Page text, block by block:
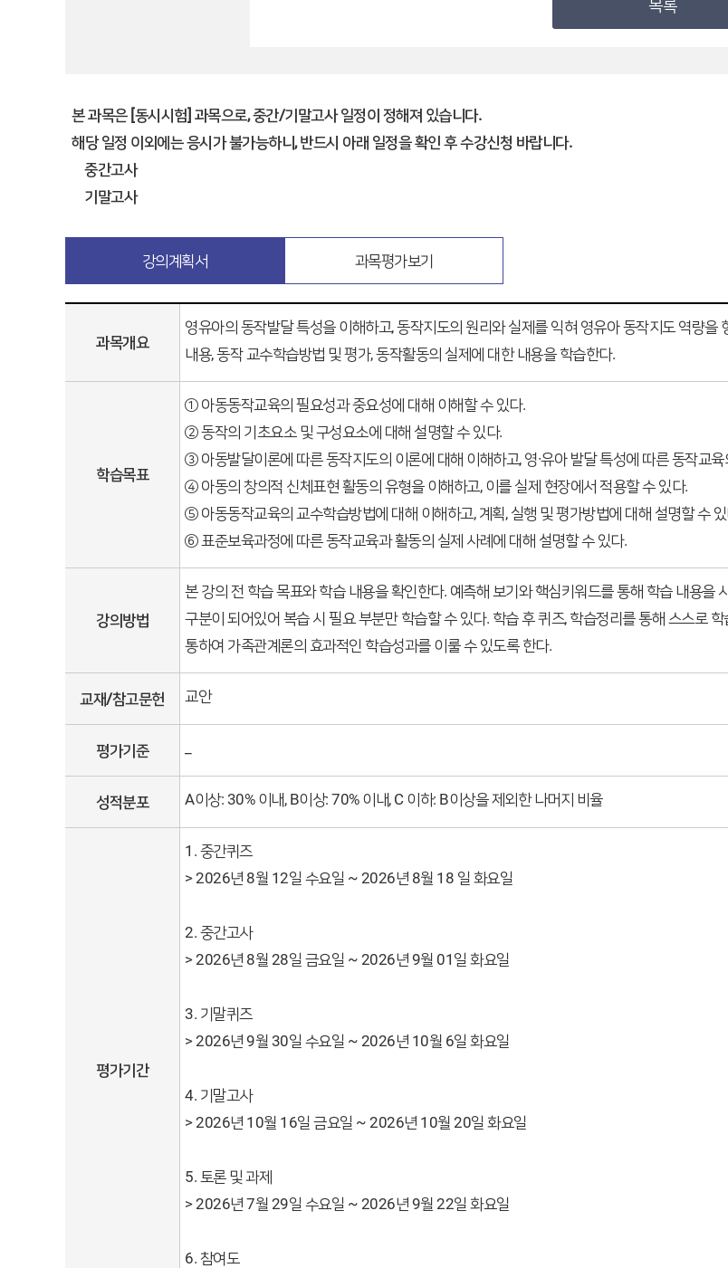
목록
본 과목은 [동시시험] 과목으로, 중간/기말고사 일정이 정해져 있습니다.
해당 일정 이외에는 응시가 불가능하니, 반드시 아래 일정을 확인 후 수강신청 바랍니다.
중간고사
기말고사
강의계획서 과목평가보기
과목개요
영유아의 동작발달 특성을 이해하고, 동작지도의 원리와 실제를 익혀 영유아 동작지도 역량
내용, 동작 교수학습방법 및 평가, 동작활동의 실제에 대한 내용을 학습한다.
학습목표
① 아동동작교육의 필요성과 중요성에 대해 이해할 수 있다.
② 동작의 기초요소 및 구성요소에 대해 설명할 수 있다.
③ 아동발달이론에 따른 동작지도의 이론에 대해 이해하고, 영·유아 발달 특성에 따른 동작교
④ 아동의 창의적 신체표현 활동의 유형을 이해하고, 이를 실제 현장에서 적용할 수 있다.
⑤ 아동동작교육의 교수학습방법에 대해 이해하고, 계획, 실행 및 평가방법에 대해 설명할 수
⑥ 표준보육과정에 따른 동작교육과 활동의 실제 사례에 대해 설명할 수 있다.
강의방법
본 강의 전 학습 목표와 학습 내용을 확인한다. 예측해 보기와 핵심키워드를 통해 학습 내용
구분이 되어있어 복습 시 필요 부분만 학습할 수 있다. 학습 후 퀴즈, 학습정리를 통해 스스로
통하여 가족관계론의 효과적인 학습성과를 이룰 수 있도록 한다.
교재/참고문헌 교안
평가기준
성적분포 A이상: 30% 이내, B이상: 70% 이내, C 이하: B이상을 제외한 나머지 비율
평가기간
1. 중간퀴즈
> 2026년 8월 12일 수요일 ~ 2026년 8월 18 일 화요일
2. 중간고사
> 2026년 8월 28일 금요일 ~ 2026년 9월 01일 화요일
3. 기말퀴즈
> 2026년 9월 30일 수요일 ~ 2026년 10월 6일 화요일
4. 기말고사
> 2026년 10월 16일 금요일 ~ 2026년 10월 20일 화요일
5. 토론 및 과제
> 2026년 7월 29일 수요일 ~ 2026년 9월 22일 화요일
6. 참여도